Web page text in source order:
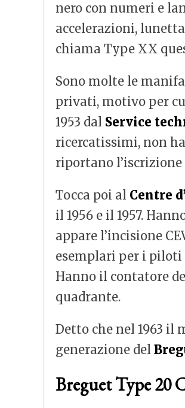
nero con numeri e
accelerazioni,
chiama Type XX
Sono molte le
privati, motivo per
1953 dal Service
ricercatissimi, non
riportano l’iscrizione
Tocca poi al Centre
il 1956 e il 1957.
appare l’incisione
esemplari per i piloti
Hanno il contatore
quadrante.
Detto che nel 1963 il
generazione del
Breguet Type 20